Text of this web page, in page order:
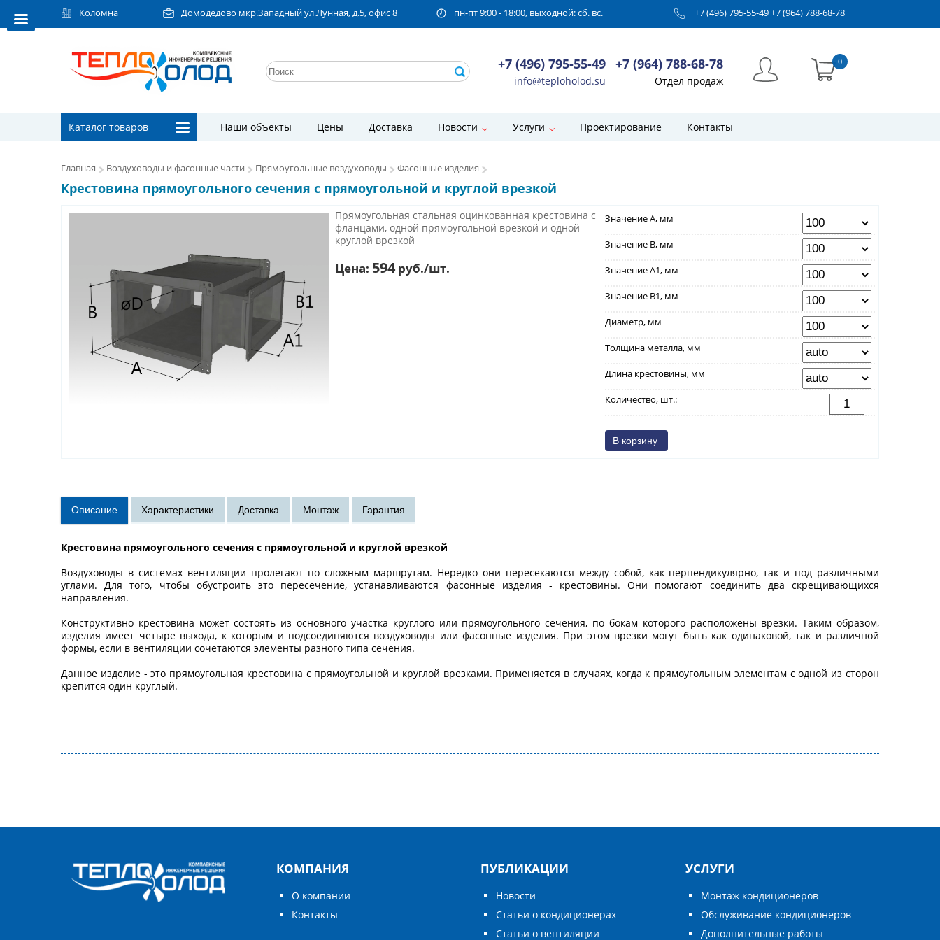
Коломна Домодедово мкр.Западный ул.Лунная, д.5, офис 8 пн-пт 9:00 - 18:00, выходной: сб. вс. +7 (496) 795-55-49+7 (964) 788-68-78
+7 (496) 795-55-49
info@teploholod.su
+7 (964) 788-68-78
Отдел продаж
0
Каталог товаров Наши объекты Цены Доставка Новости Услуги Проектирование Контакты
Главная Воздуховоды и фасонные части Прямоугольные воздуховоды Фасонные изделия
Крестовина прямоугольного сечения с прямоугольной и круглой врезкой
Прямоугольная стальная оцинкованная крестовина с
фланцами, одной прямоугольной врезкой и одной
круглой врезкой
Цена: 594 руб./шт.
Значение A, мм
Значение B, мм
Значение А1, мм
Значение В1, мм
Диаметр, мм
Толщина металла, мм
Длина крестовины, мм
Количество, шт.:
Крестовина прямоугольного сечения с прямоугольной и круглой врезкой
Воздуховоды в системах вентиляции пролегают по сложным маршрутам. Нередко они пересекаются между собой, как перпендикулярно, так и под различными
углами. Для того, чтобы обустроить это пересечение, устанавливаются фасонные изделия - крестовины. Они помогают соединить два скрещивающихся
направления.
Конструктивно крестовина может состоять из основного участка круглого или прямоугольного сечения, по бокам которого расположены врезки. Таким образом,
изделия имеет четыре выхода, к которым и подсоединяются воздуховоды или фасонные изделия. При этом врезки могут быть как одинаковой, так и различной
формы, если в вентиляции сочетаются элементы разного типа сечения.
Данное изделие - это прямоугольная крестовина с прямоугольной и круглой врезками. Применяется в случаях, когда к прямоугольным элементам с одной из сторон
крепится один круглый.
КОМПАНИЯ
О компании
Контакты
ПУБЛИКАЦИИ
Новости
Статьи о кондиционерах
Статьи о вентиляции
УСЛУГИ
Монтаж кондиционеров
Обслуживание кондиционеров
Дополнительные работы